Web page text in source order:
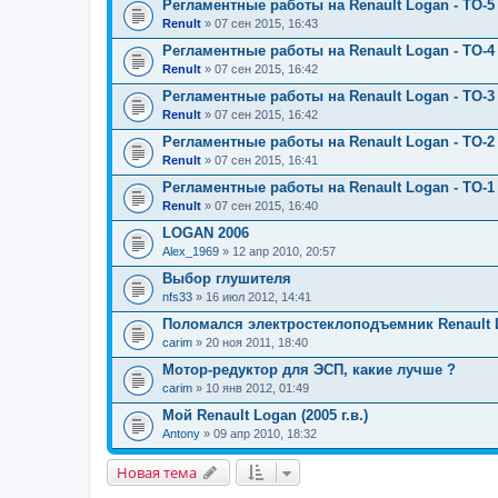
Регламентные работы на Renault Logan - ТО-5
Renult » 07 сен 2015, 16:43
Регламентные работы на Renault Logan - ТО-4
Renult » 07 сен 2015, 16:42
Регламентные работы на Renault Logan - ТО-3
Renult » 07 сен 2015, 16:42
Регламентные работы на Renault Logan - ТО-2
Renult » 07 сен 2015, 16:41
Регламентные работы на Renault Logan - ТО-1
Renult » 07 сен 2015, 16:40
LOGAN 2006
Alex_1969 » 12 апр 2010, 20:57
Выбор глушителя
nfs33 » 16 июл 2012, 14:41
Поломался электростеклоподъемник Renault
carim » 20 ноя 2011, 18:40
Мотор-редуктор для ЭСП, какие лучше ?
carim » 10 янв 2012, 01:49
Мой Renault Logan (2005 г.в.)
Antony » 09 апр 2010, 18:32
Новая тема